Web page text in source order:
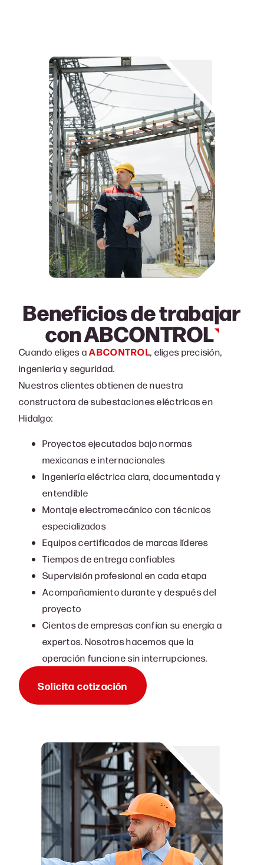
Beneficios de trabajar
conABCONTROL
Cuando eliges aABCONTROL, eliges precisión,
ingeniería y seguridad.
Nuestros clientes obtienen de nuestra
constructora de subestaciones eléctricas en
Hidalgo:
Proyectos ejecutados bajo normas
mexicanas e internacionales
Ingeniería eléctrica clara, documentada y
entendible
Montaje electromecánico con técnicos
especializados
Equipos certificados de marcas líderes
Tiempos de entrega confiables
Supervisión profesional en cada etapa
Acompañamiento durante y después del
proyecto
Cientos de empresas confían su energía a
expertos. Nosotros hacemos que la
operación funcione sin interrupciones.
Solicita cotización